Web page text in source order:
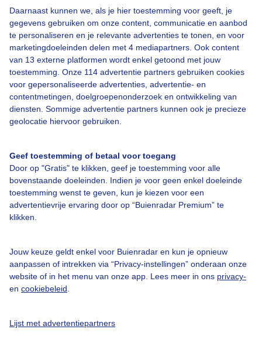
Daarnaast kunnen we, als je hier toestemming voor geeft, je
gegevens gebruiken om onze content, communicatie en aanbod
te personaliseren en je relevante advertenties te tonen, en voor
marketingdoeleinden delen met 4 mediapartners. Ook content
van 13 externe platformen wordt enkel getoond met jouw
toestemming. Onze 114 advertentie partners gebruiken cookies
voor gepersonaliseerde advertenties, advertentie- en
contentmetingen, doelgroepenonderzoek en ontwikkeling van
diensten. Sommige advertentie partners kunnen ook je precieze
geolocatie hiervoor gebruiken.
Geef toestemming of betaal voor toegang
Door op "Gratis" te klikken, geef je toestemming voor alle
bovenstaande doeleinden. Indien je voor geen enkel doeleinde
toestemming wenst te geven, kun je kiezen voor een
advertentievrije ervaring door op “Buienradar Premium” te
klikken.
Jouw keuze geldt enkel voor Buienradar en kun je opnieuw
aanpassen of intrekken via “Privacy-instellingen” onderaan onze
website of in het menu van onze app. Lees meer in ons privacy-
en cookiebeleid
Lijst met advertentiepartners
Over Buienradar
Bedrijfsgegevens
Veelgestelde vragen
Contact
Gebruikersvoorwaarden
Adverteren
Buienradar Team
Privacy beleid
Privacy instellingen
Gratis weerdata
Buienradar